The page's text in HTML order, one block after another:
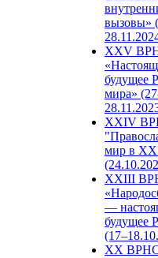
вызовы»
XXV
будущее
мира»
XXIV
мир в
XXIII
—
будущее
XX ВРНС